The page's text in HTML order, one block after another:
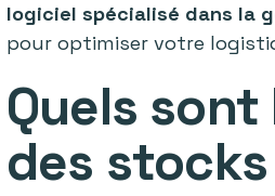
logiciel spécialisé dans la
pour optimiser votre
Quels
des